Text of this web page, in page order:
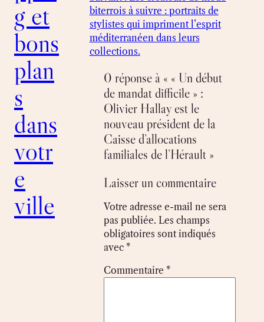
g et
bons
plan
s
dans
votr
e
ville
biterrois à suivre : portraits de
stylistes qui impriment l’esprit
méditerranéen dans leurs
collections.
0 réponse à « « Un début
de mandat difficile » :
Olivier Hallay est le
nouveau président de la
Caisse d’allocations
familiales de l’Hérault »
Laisser un commentaire
Votre adresse e-mail ne sera
pas publiée. Les champs
obligatoires sont indiqués
avec *
Commentaire *